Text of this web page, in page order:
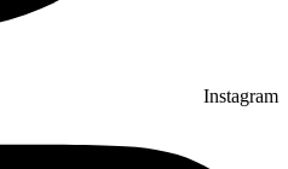
Instagram